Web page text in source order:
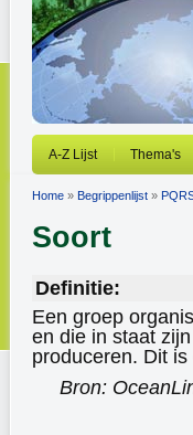
A-Z Lijst Thema's
Home » Begrippenlijst »
Soort
Definitie:
Een groep
en die in staat
produceren. Dit
Bron: